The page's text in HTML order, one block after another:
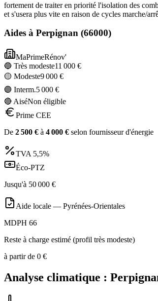
fortement de traiter en priorité l'isolation des
et s'usera plus vite en raison de cycles marche/
Aides à Perpignan (66000)
MaPrimeRénov'
🔵 Très modeste11 000 €
🟡 Modeste9 000 €
🟣 Interm.5 000 €
🔴 AiséNon éligible
Prime CEE
De 2 500 € à 4 000 € selon fournisseur d'énergie
TVA 5,5%
Éco-PTZ
Jusqu'à 50 000 €
Aide locale — Pyrénées-Orientales
MDPH 66
Reste à charge estimé (profil très modeste)
à partir de 0 €
Analyse climatique :